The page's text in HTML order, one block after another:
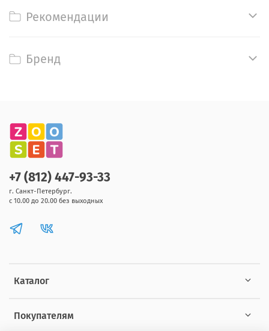
Рекомендации
Бренд
Каталог
Покупателям
+7 (812) 447-93-33
г. Санкт-Петербург.
с 10.00 до 20.00 без выходных